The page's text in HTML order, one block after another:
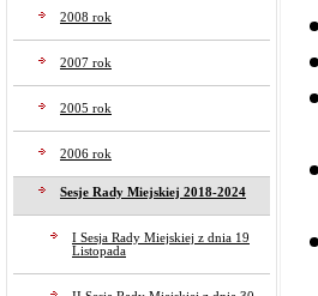
2008 rok
2007 rok
2005 rok
2006 rok
Sesje Rady Miejskiej 2018-2024
I Sesja Rady Miejskiej z dnia 19
Listopada